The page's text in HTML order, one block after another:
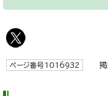
ページ番号1016932 掲